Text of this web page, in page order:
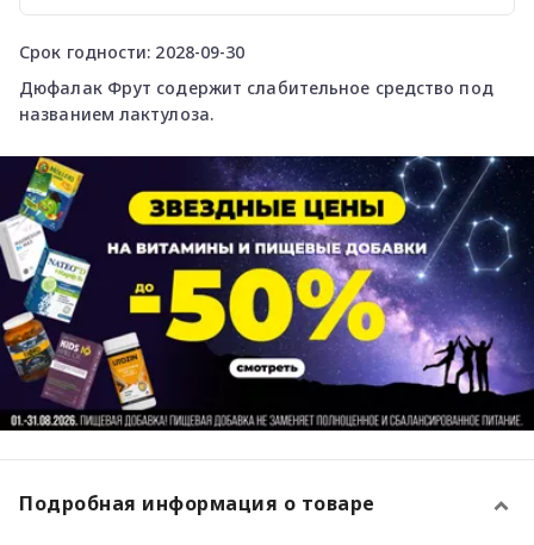
Срок годности: 2028-09-30
Дюфалак Фрут содержит слабительное средство под
названием лактулоза.
Подробная информация о товаре